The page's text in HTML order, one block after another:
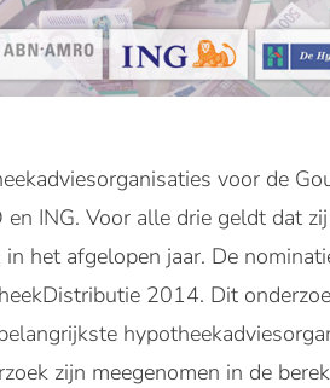
voor de
ING. Voor alle drie geldt dat
het afgelopen jaar. De
2014. Dit
zijn meegenomen in de